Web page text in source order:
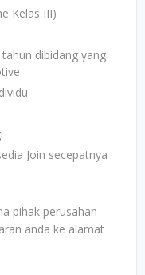
Kelas III)
dibidang yang
Join secepatnya
pihak perusahan
anda ke alamat